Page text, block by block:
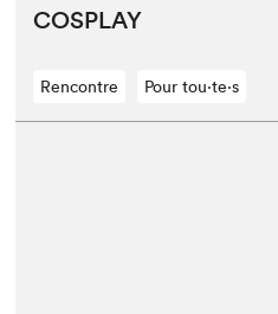
COS­PLAY
Rencontre Pour tou⋅te⋅s